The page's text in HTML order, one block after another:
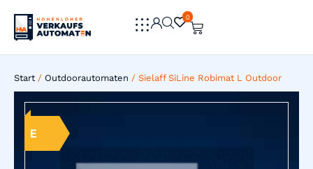
0
0
Start / Outdoorautomaten / Sielaff SiLine Robimat L Outdoor
E